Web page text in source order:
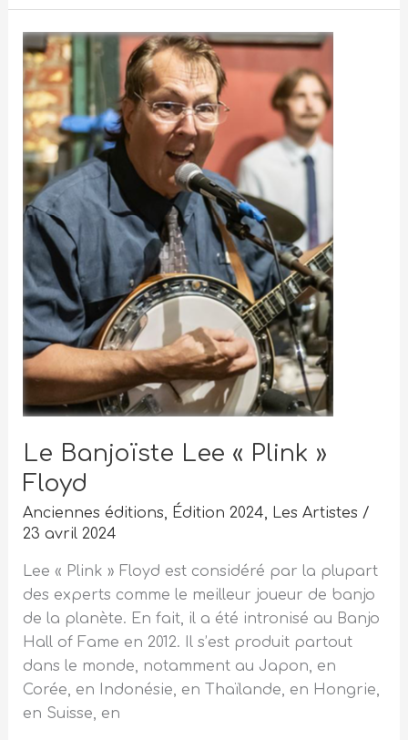
Le Banjoïste Lee « Plink »
Floyd
Anciennes éditions, Édition 2024, Les Artistes /
23 avril 2024
Lee « Plink » Floyd est considéré par la plupart
des experts comme le meilleur joueur de banjo
de la planète. En fait, il a été intronisé au Banjo
Hall of Fame en 2012. Il s’est produit partout
dans le monde, notamment au Japon, en
Corée, en Indonésie, en Thaïlande, en Hongrie,
en Suisse, en
Le
Banjoïste
Lee
«
Plink
»
Floyd